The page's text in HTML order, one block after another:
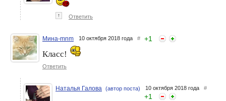
↑ Ответить
Мина-mnm 10 октября 2018 года # +1
Класс!
Ответить
Наталья Галова (автор поста) 10 октября 2018 года #
+1